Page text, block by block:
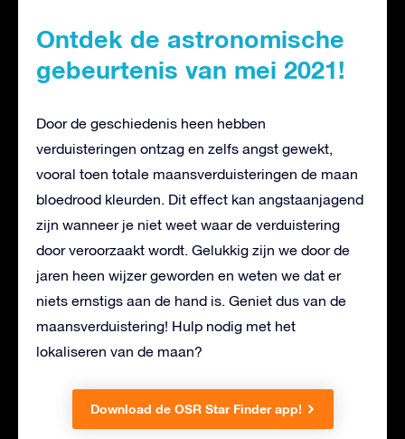
Ontdek de astronomische
gebeurtenis van mei 2021!
Door de geschiedenis heen hebben
verduisteringen ontzag en zelfs angst gewekt,
vooral toen totale maansverduisteringen de maan
bloedrood kleurden. Dit effect kan angstaanjagend
zijn wanneer je niet weet waar de verduistering
door veroorzaakt wordt. Gelukkig zijn we door de
jaren heen wijzer geworden en weten we dat er
niets ernstigs aan de hand is. Geniet dus van de
maansverduistering! Hulp nodig met het
lokaliseren van de maan?
Download de OSR Star Finder app!